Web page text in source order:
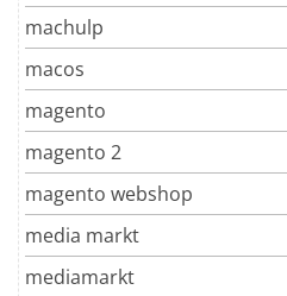
machulp
macos
magento
magento 2
magento webshop
media markt
mediamarkt